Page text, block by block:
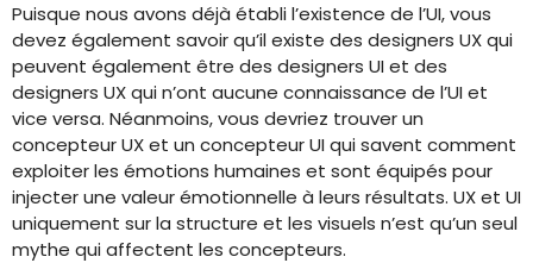
Puisque nous avons déjà établi l’existence de l’UI, vous
devez également savoir qu’il existe des designers UX qui
peuvent également être des designers UI et des
designers UX qui n’ont aucune connaissance de l’UI et
vice versa. Néanmoins, vous devriez trouver un
concepteur UX et un concepteur UI qui savent comment
exploiter les émotions humaines et sont équipés pour
injecter une valeur émotionnelle à leurs résultats. UX et UI
uniquement sur la structure et les visuels n’est qu’un seul
mythe qui affectent les concepteurs.